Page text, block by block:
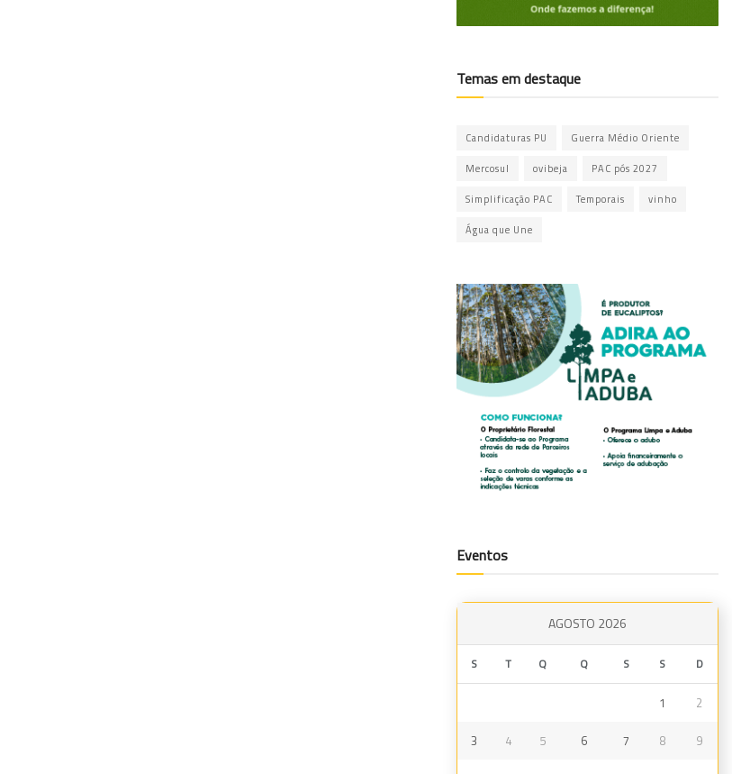
Temas em destaque
Candidaturas PU Guerra Médio Oriente
Mercosul ovibeja PAC pós 2027
Simplificação PAC Temporais vinho
Água que Une
Eventos
AGOSTO 2026
S T Q Q S S D
1 2
3 4 5 6 7 8 9